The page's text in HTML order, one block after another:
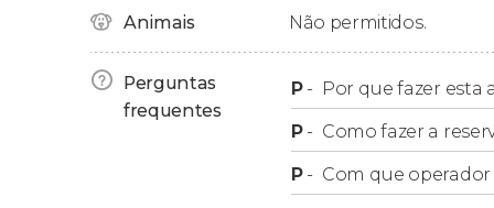
A passagem do trem suburbano entre Roma
excursão. O custo dessa passagem é de
Excursão privada
Se você desejar, também poderá reservar
Animais Não permitidos.
Perguntas
frequentes
P- Por que fazer esta
P- Como fazer a
P- Com que